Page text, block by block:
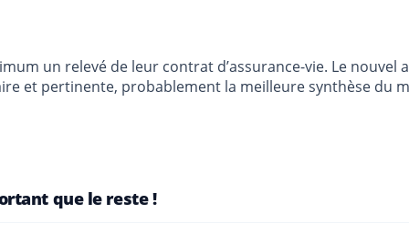
un relevé de leur contrat d’assurance-vie. Le nouvel
et pertinente, probablement la meilleure synthèse du
que le reste !